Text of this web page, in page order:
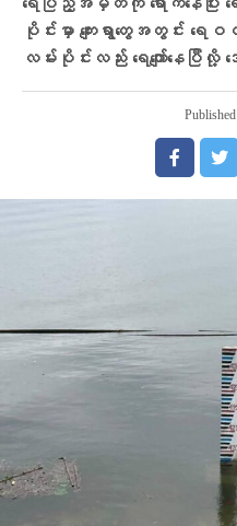
ပိုင်းမှာ ကျေးရွာတွေအတွင်း ရ
လမ်းပိုင်းလည်း ရေကျော်နေပြီ
Published